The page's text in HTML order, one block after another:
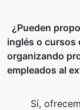
¿Pueden
inglés o cursos
organizando
empleados al
Sí,